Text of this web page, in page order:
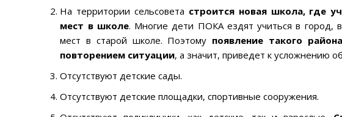
На территории сельсовета строится новая школа, где
мест в школе. Многие дети ПОКА ездят учиться в город,
мест в старой школе. Поэтому появление такого
повторением ситуации, а значит, приведет к усложнению
Отсутствуют детские сады.
Отсутствуют детские площадки, спортивные сооружения.